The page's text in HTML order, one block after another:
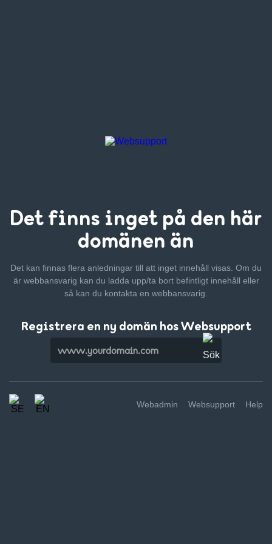
Det finns inget på den här
domänen än
Det kan finnas flera anledningar till att inget innehåll visas. Om du
är webbansvarig kan du ladda upp/ta bort befintligt innehåll eller
så kan du kontakta en webbansvarig.
Registrera en ny domän hos Websupport
Webadmin Websupport Help